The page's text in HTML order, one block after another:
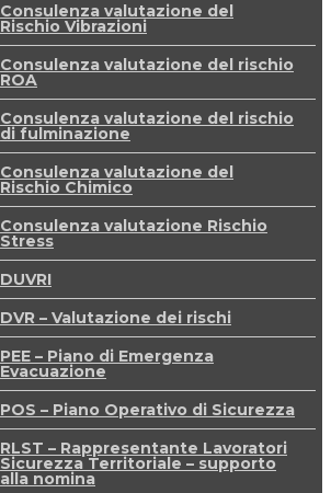
Consulenza valutazione del
Rischio Vibrazioni
Consulenza valutazione del rischio
ROA
Consulenza valutazione del rischio
di fulminazione
Consulenza valutazione del
Rischio Chimico
Consulenza valutazione Rischio
Stress
DUVRI
DVR – Valutazione dei rischi
PEE – Piano di Emergenza
Evacuazione
POS – Piano Operativo di Sicurezza
RLST – Rappresentante Lavoratori
Sicurezza Territoriale – supporto
alla nomina